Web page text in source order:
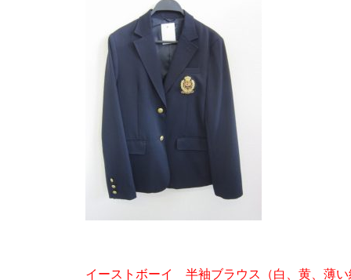
イーストボーイ 半袖ブラウス（白、黄、